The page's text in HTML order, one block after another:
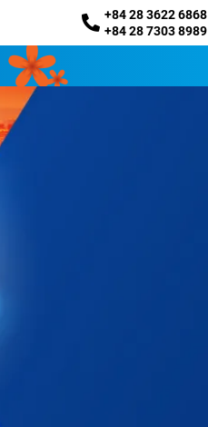
+84 28 3622 6868
+84 28 7303 8989